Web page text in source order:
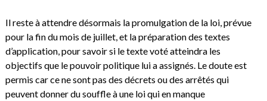
Il reste à attendre désormais la promulgation de la loi, prévue
pour la fin du mois de juillet, et la préparation des textes
d’application, pour savoir si le texte voté atteindra les
objectifs que le pouvoir politique lui a assignés. Le doute est
permis car ce ne sont pas des décrets ou des arrêtés qui
peuvent donner du souffle à une loi qui en manque